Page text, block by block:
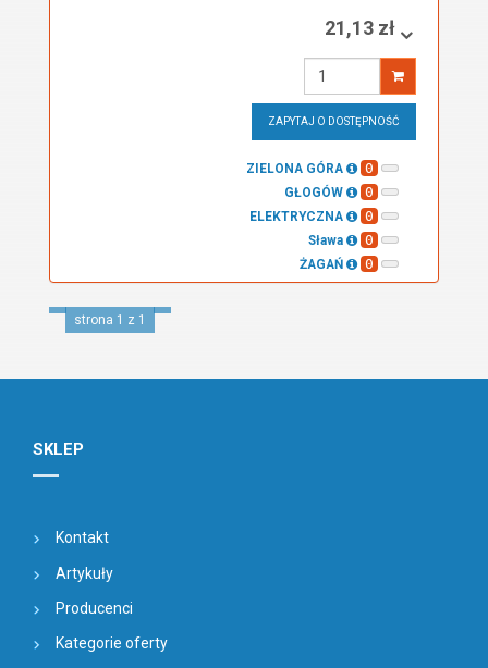
21,13 zł
Wprowadź
ZAPYTAJ O DOSTĘPNOŚĆ
ZIELONA GÓRA 0
GŁOGÓW 0
ELEKTRYCZNA 0
Sława 0
ŻAGAŃ 0
strona 1 z 1
SKLEP
Kontakt
Artykuły
Producenci
Kategorie oferty